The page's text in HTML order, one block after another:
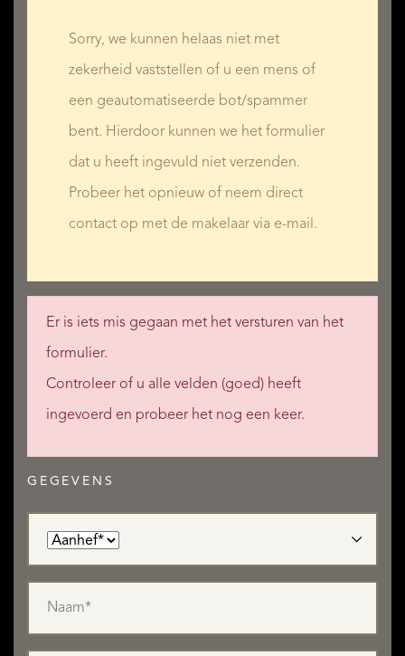
Sorry, we kunnen helaas niet met
zekerheid vaststellen of u een mens of
een geautomatiseerde bot/spammer
bent. Hierdoor kunnen we het formulier
dat u heeft ingevuld niet verzenden.
Probeer het opnieuw of neem direct
contact op met de makelaar via e-mail.
Er is iets mis gegaan met het versturen van het
formulier.
Controleer of u alle velden (goed) heeft
ingevoerd en probeer het nog een keer.
GEGEVENS